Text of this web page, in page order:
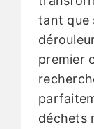
tant que
premier
déchets